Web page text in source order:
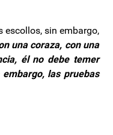
sin embargo,
una coraza, con una
él no debe temer
las pruebas